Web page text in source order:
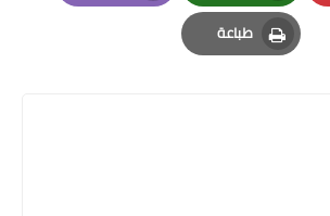
Whatsapp
Email
طباعة
Print